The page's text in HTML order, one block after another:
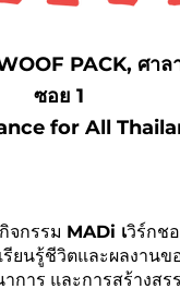
PACK, ศาล
ซอย 1
for All
จกรรม MADi เวิร์กช
รียนรู้ชีวิตและผลงาน
การ และการสร้างส